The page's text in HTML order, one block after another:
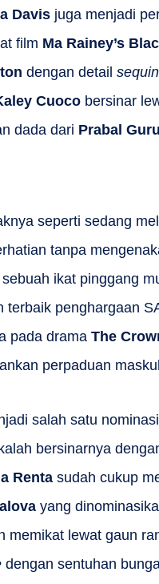
Davis juga menjadi
film Ma Rainey’s
dengan detail
Cuoco bersinar
dada dari Prabal
seperti sedang
tanpa
ikat pinggang
terbaik penghargaan
pada drama The
perpaduan
salah satu
bersinarnya
Renta sudah cukup
yang
memikat lewat gaun
dengan sentuhan